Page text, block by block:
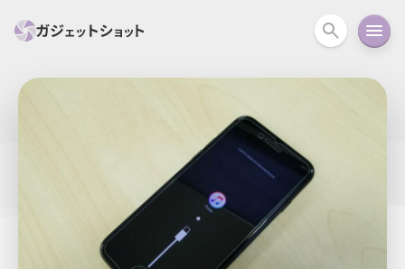
PC関連
スマートホーム アクションカメラ
iPhone Android
ニュース